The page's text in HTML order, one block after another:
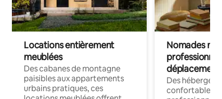
Locations entièrement
meublées
Des cabanes de montagne
paisibles aux appartements
urbains pratiques, ces
Nomades
déplacement
Des
confortables